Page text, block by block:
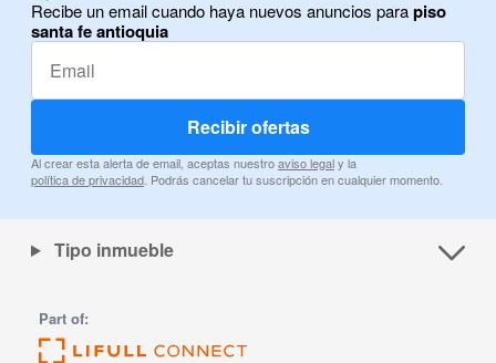
Recibe un email cuando haya nuevos anuncios parapiso
santa fe antioquia
Recibir ofertas
Al crear esta alerta de email, aceptas nuestroaviso legaly la
política de privacidad . Podrás cancelar tu suscripción en cualquier momento.
Tipo inmueble
Part of: